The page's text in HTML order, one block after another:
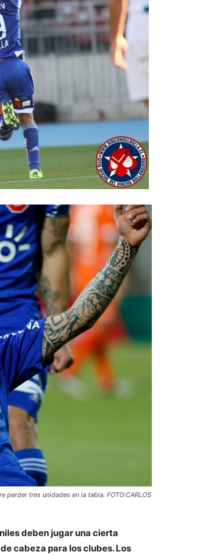
tres unidades en la tabla. FOTO:CARLOS
deben jugar una cierta
cabeza para los clubes. Los